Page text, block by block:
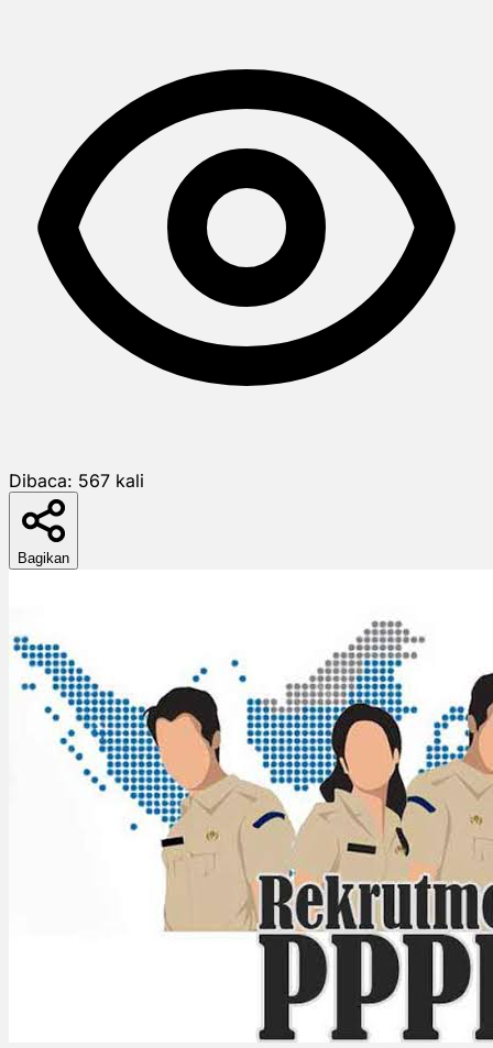
Dibaca: 567 kali
Bagikan